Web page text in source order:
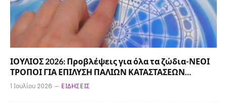
ΙΟΥΛΙΟΣ 2026: Προβλέψεις για όλα τα ζώδια-ΝΕΟΙ
ΤΡΟΠΟΙ ΓΙΑ ΕΠΙΛΥΣΗ ΠΑΛΙΩΝ ΚΑΤΑΣΤΑΣΕΩΝ…
1 Ιουλίου 2026 ΕΙΔΉΣΕΙΣ